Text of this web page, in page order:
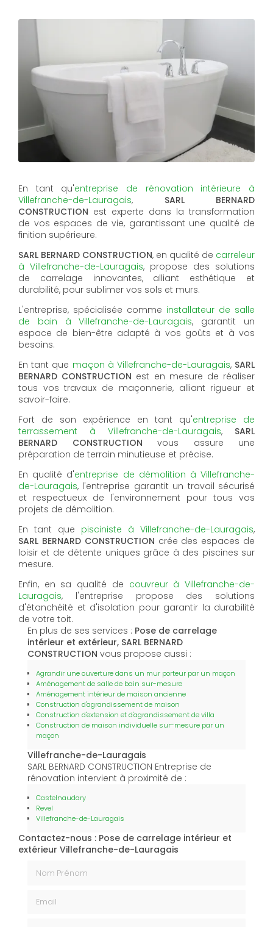
En tant qu'entreprise de rénovation intérieure à
Villefranche-de-Lauragais, SARL BERNARD
CONSTRUCTION est experte dans la transformation
de vos espaces de vie, garantissant une qualité de
finition supérieure.
SARL BERNARD CONSTRUCTION, en qualité de carreleur
à Villefranche-de-Lauragais, propose des solutions
de carrelage innovantes, alliant esthétique et
durabilité, pour sublimer vos sols et murs.
L'entreprise, spécialisée comme installateur de salle
de bain à Villefranche-de-Lauragais, garantit un
espace de bien-être adapté à vos goûts et à vos
besoins.
En tant que maçon à Villefranche-de-Lauragais, SARL
BERNARD CONSTRUCTION est en mesure de réaliser
tous vos travaux de maçonnerie, alliant rigueur et
savoir-faire.
Fort de son expérience en tant qu'entreprise de
terrassement à Villefranche-de-Lauragais, SARL
BERNARD CONSTRUCTION vous assure une
préparation de terrain minutieuse et précise.
En qualité d'entreprise de démolition à Villefranche-
de-Lauragais, l'entreprise garantit un travail sécurisé
et respectueux de l'environnement pour tous vos
projets de démolition.
En tant que pisciniste à Villefranche-de-Lauragais,
SARL BERNARD CONSTRUCTION crée des espaces de
loisir et de détente uniques grâce à des piscines sur
mesure.
Enfin, en sa qualité de couvreur à Villefranche-de-
Lauragais, l'entreprise propose des solutions
d'étanchéité et d'isolation pour garantir la durabilité
de votre toit.
En plus de ses services : Pose de carrelage
intérieur et extérieur, SARL BERNARD
CONSTRUCTION vous propose aussi :
Agrandir une ouverture dans un mur porteur par un maçon
Aménagement de salle de bain sur-mesure
Aménagement intérieur de maison ancienne
Construction d'agrandissement de maison
Construction d'extension et d'agrandissement de villa
Construction de maison individuelle sur-mesure par un
maçon
Villefranche-de-Lauragais
SARL BERNARD CONSTRUCTION Entreprise de
rénovation intervient à proximité de :
Castelnaudary
Revel
Villefranche-de-Lauragais
Contactez-nous : Pose de carrelage intérieur et
extérieur Villefranche-de-Lauragais